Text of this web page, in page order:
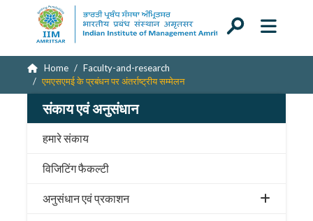
Home
Faculty-and-research
एमएसएमई के प्रबंधन पर अंतर्राष्ट्रीय सम्मेलन
संकाय एवं अनुसंधान
हमारे संकाय
विजिटिंग फैकल्टी
अनुसंधान एवं प्रकाशन